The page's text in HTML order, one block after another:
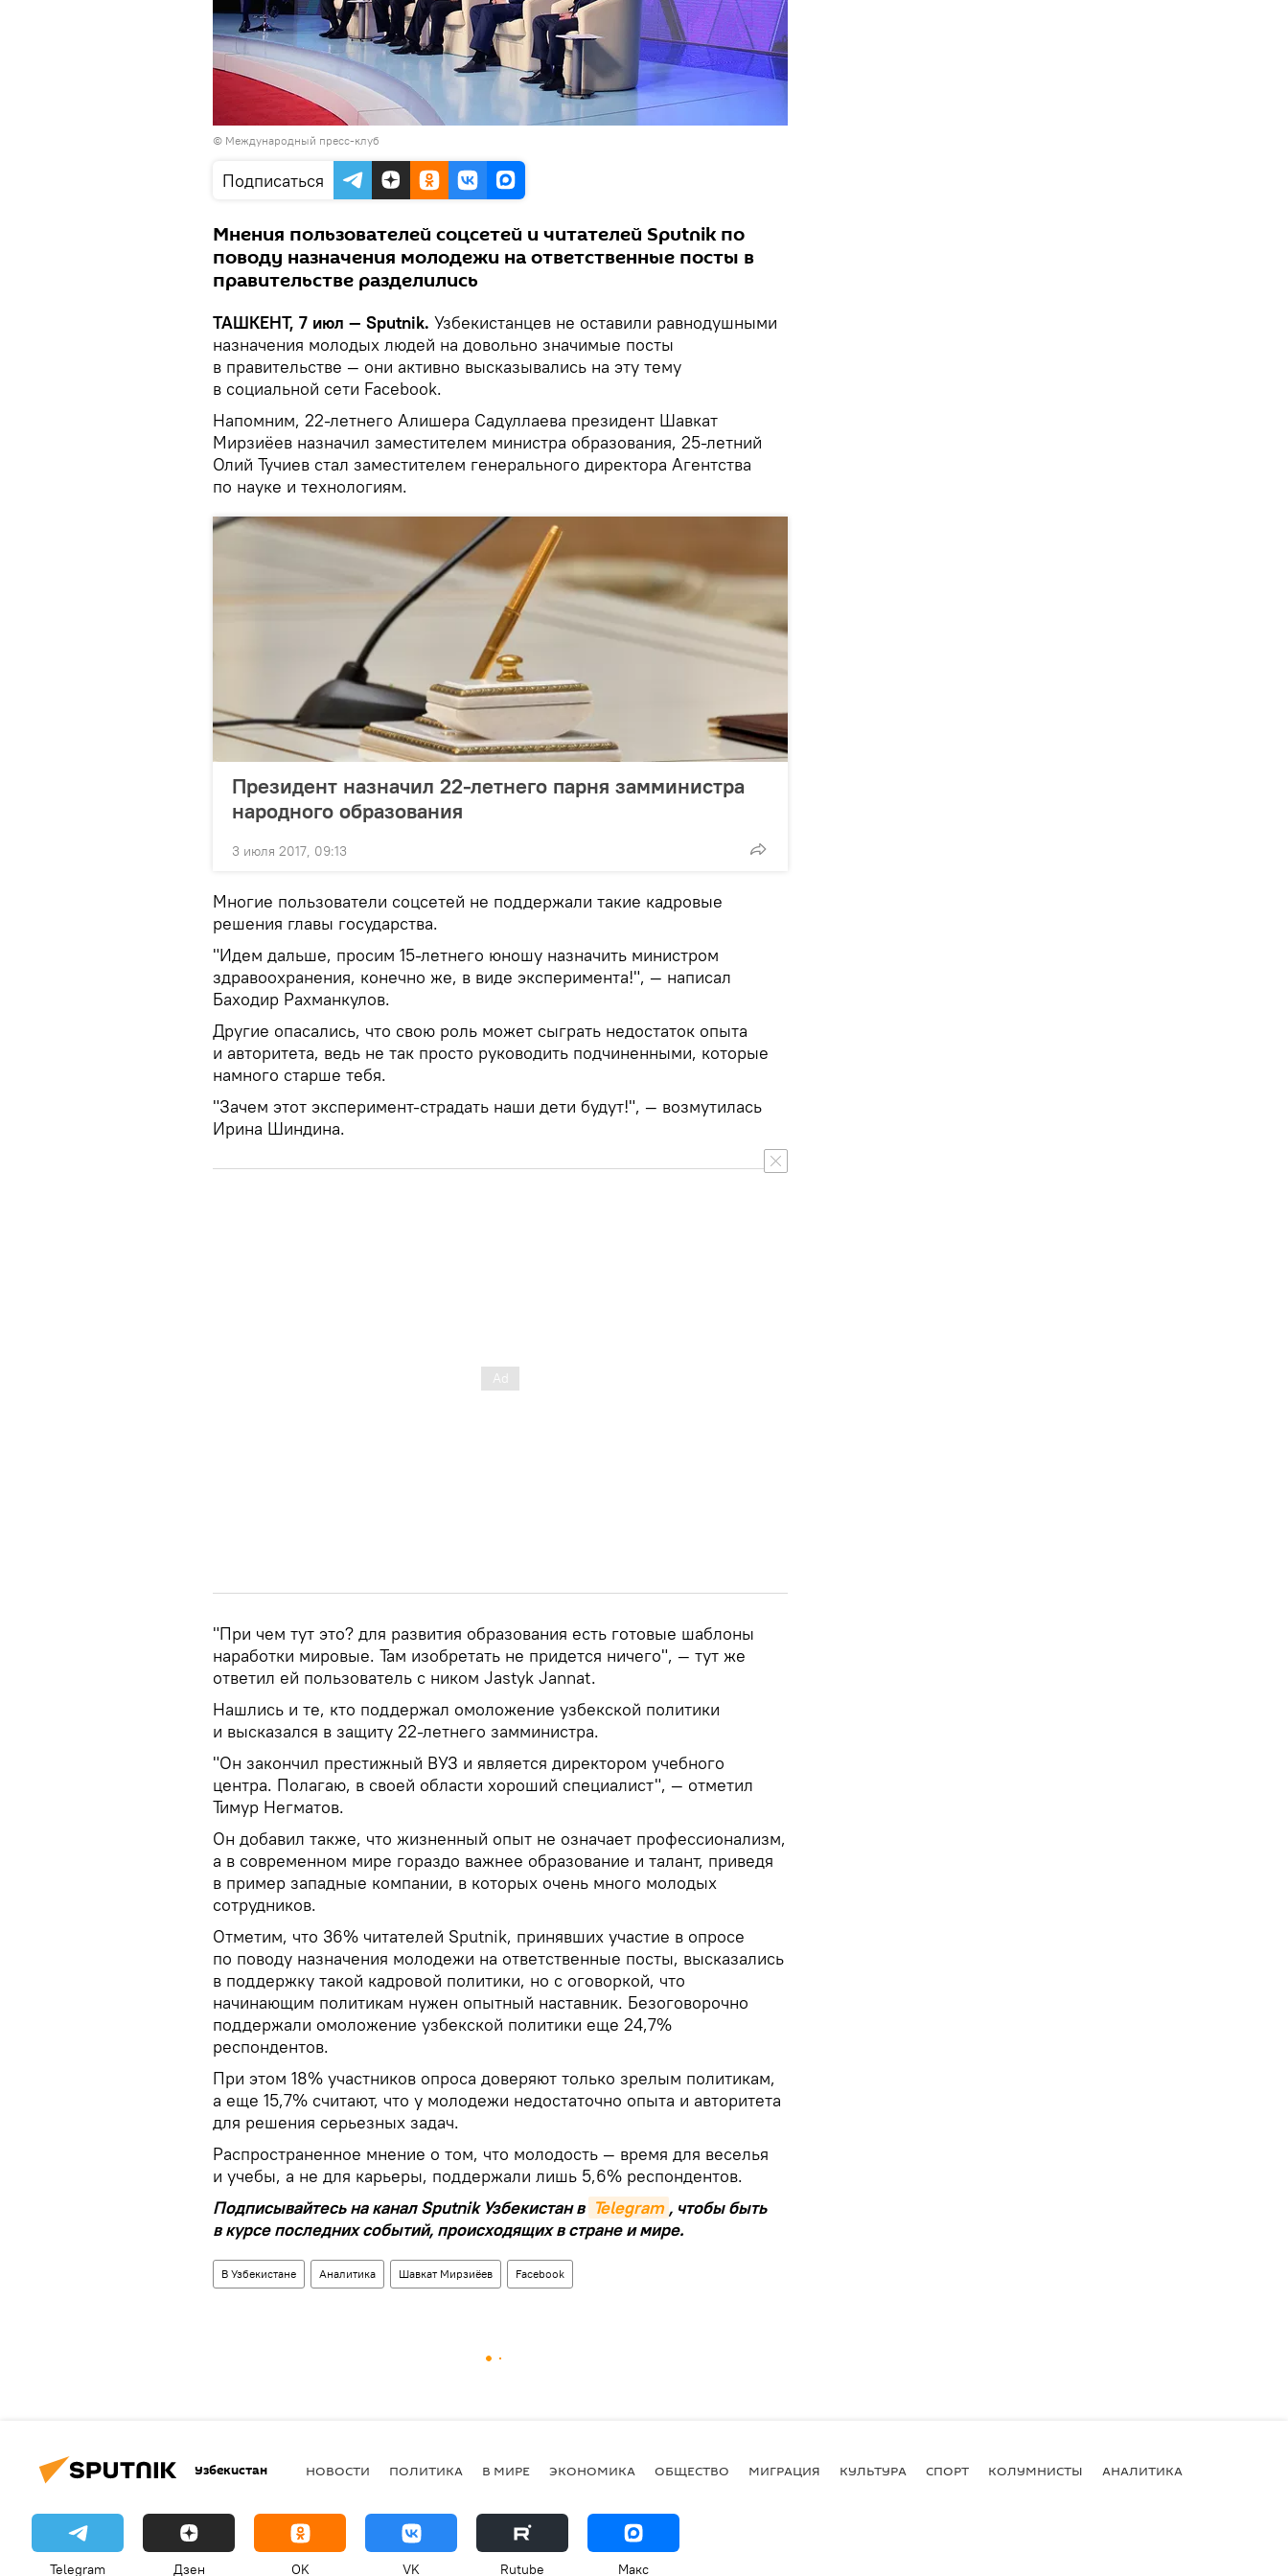
© Международный пресс-клуб
Подписаться
Мнения пользователей соцсетей и читателей Sputnik по
поводу назначения молодежи на ответственные посты в
правительстве разделились
ТАШКЕНТ, 7 июл — Sputnik. Узбекистанцев не оставили равнодушными
назначения молодых людей на довольно значимые посты
в правительстве — они активно высказывались на эту тему
в социальной сети Facebook.
Напомним, 22-летнего Алишера Садуллаева президент Шавкат
Мирзиёев назначил заместителем министра образования, 25-летний
Олий Тучиев стал заместителем генерального директора Агентства
по науке и технологиям.
Президент назначил 22-летнего парня замминистра
народного образования
3 июля 2017, 09:13
Многие пользователи соцсетей не поддержали такие кадровые
решения главы государства.
"Идем дальше, просим 15-летнего юношу назначить министром
здравоохранения, конечно же, в виде эксперимента!", — написал
Баходир Рахманкулов.
Другие опасались, что свою роль может сыграть недостаток опыта
и авторитета, ведь не так просто руководить подчиненными, которые
намного старше тебя.
"Зачем этот эксперимент-страдать наши дети будут!", — возмутилась
Ирина Шиндина.
"При чем тут это? для развития образования есть готовые шаблоны
наработки мировые. Там изобретать не придется ничего", — тут же
ответил ей пользователь с ником Jastyk Jannat.
Нашлись и те, кто поддержал омоложение узбекской политики
и высказался в защиту 22-летнего замминистра.
"Он закончил престижный ВУЗ и является директором учебного
центра. Полагаю, в своей области хороший специалист", — отметил
Тимур Негматов.
Он добавил также, что жизненный опыт не означает профессионализм,
а в современном мире гораздо важнее образование и талант, приведя
в пример западные компании, в которых очень много молодых
сотрудников.
Отметим, что 36% читателей Sputnik, принявших участие в опросе
по поводу назначения молодежи на ответственные посты, высказались
в поддержку такой кадровой политики, но с оговоркой, что
начинающим политикам нужен опытный наставник. Безоговорочно
поддержали омоложение узбекской политики еще 24,7%
респондентов.
При этом 18% участников опроса доверяют только зрелым политикам,
а еще 15,7% считают, что у молодежи недостаточно опыта и авторитета
для решения серьезных задач.
Распространенное мнение о том, что молодость — время для веселья
и учебы, а не для карьеры, поддержали лишь 5,6% респондентов.
Подписывайтесь на канал Sputnik Узбекистан в Telegram , чтобы быть
в курсе последних событий, происходящих в стране и мире.
В Узбекистане Аналитика Шавкат Мирзиёев Facebook
Узбекистан НОВОСТИ ПОЛИТИКА В МИРЕ ЭКОНОМИКА ОБЩЕСТВО МИГРАЦИЯ КУЛЬТУРА СПОРТ КОЛУМНИСТЫ АНАЛИТИКА
Telegram Дзен OK VK Rutube Макс